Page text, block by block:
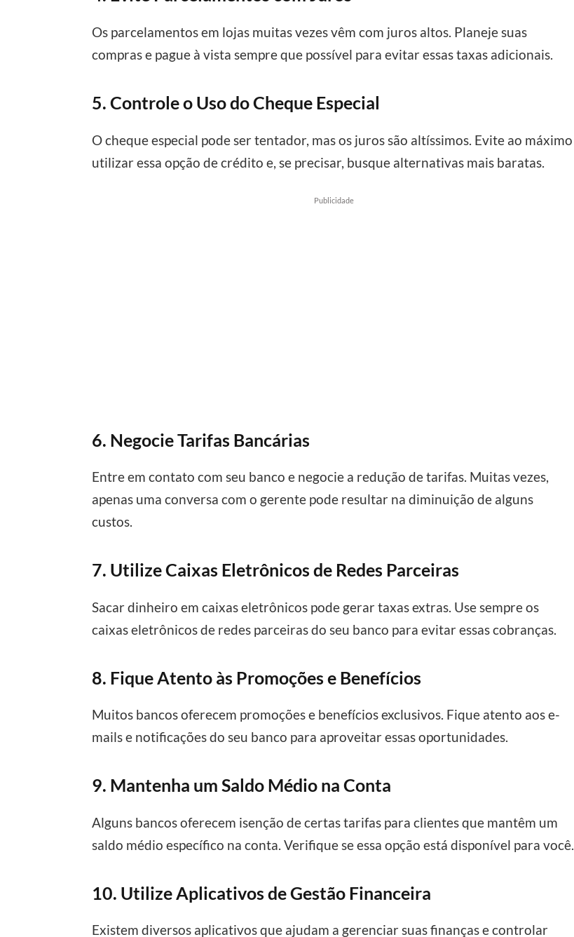
Os parcelamentos em lojas muitas vezes vêm com juros altos. Planeje suas
compras e pague à vista sempre que possível para evitar essas taxas adicionais.
5. Controle o Uso do Cheque Especial
O cheque especial pode ser tentador, mas os juros são altíssimos. Evite ao máximo
utilizar essa opção de crédito e, se precisar, busque alternativas mais baratas.
Publicidade
6. Negocie Tarifas Bancárias
Entre em contato com seu banco e negocie a redução de tarifas. Muitas vezes,
apenas uma conversa com o gerente pode resultar na diminuição de alguns
custos.
7. Utilize Caixas Eletrônicos de Redes Parceiras
Sacar dinheiro em caixas eletrônicos pode gerar taxas extras. Use sempre os
caixas eletrônicos de redes parceiras do seu banco para evitar essas cobranças.
8. Fique Atento às Promoções e Benefícios
Muitos bancos oferecem promoções e benefícios exclusivos. Fique atento aos e-
mails e notificações do seu banco para aproveitar essas oportunidades.
9. Mantenha um Saldo Médio na Conta
Alguns bancos oferecem isenção de certas tarifas para clientes que mantêm um
saldo médio específico na conta. Verifique se essa opção está disponível para você.
10. Utilize Aplicativos de Gestão Financeira
Existem diversos aplicativos que ajudam a gerenciar suas finanças e controlar